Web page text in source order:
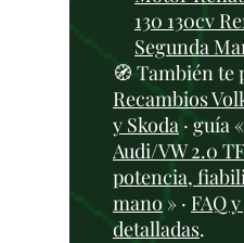
130 130cv
Segunda
🧭 También te
Recambios
y Skoda · guía «
Audi/VW 2.0
potencia,
mano » · FAQ
detalladas.